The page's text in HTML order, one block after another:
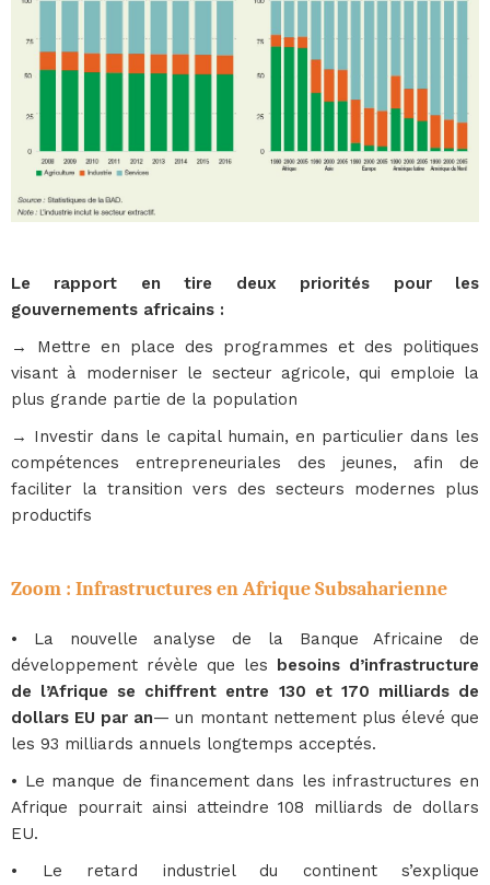
Le rapport en tire deux priorités pour les
gouvernements africains :
→ Mettre en place des programmes et des politiques
visant à moderniser le secteur agricole, qui emploie la
plus grande partie de la population
→ Investir dans le capital humain, en particulier dans les
compétences entrepreneuriales des jeunes, afin de
faciliter la transition vers des secteurs modernes plus
productifs
Zoom : Infrastructures en Afrique Subsaharienne
• La nouvelle analyse de la Banque Africaine de
développement révèle que les besoins d’infrastructure
de l’Afrique se chiffrent entre 130 et 170 milliards de
dollars EU par an— un montant nettement plus élevé que
les 93 milliards annuels longtemps acceptés.
• Le manque de financement dans les infrastructures en
Afrique pourrait ainsi atteindre 108 milliards de dollars
EU.
• Le retard industriel du continent s’explique